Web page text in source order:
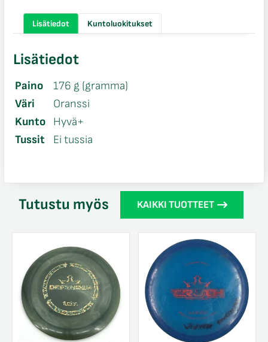
Lisätiedot Kuntoluokitukset
Lisätiedot
Paino
176 g (gramma)
Väri
Oranssi
Kunto
Hyvä+
Tussit
Ei tussia
Tutustu myös KAIKKI TUOTTEET